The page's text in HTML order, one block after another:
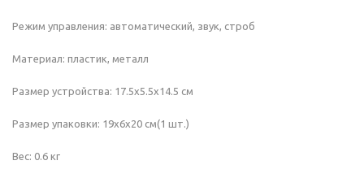
Режим управления: автоматический, звук, строб
Материал: пластик, металл
Размер устройства: 17.5х5.5х14.5 см
Размер упаковки: 19х6х20 см(1 шт.)
Вес: 0.6 кг